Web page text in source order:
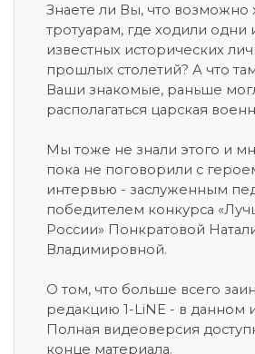
Знаете ли Вы, что возможно
тротуарам, где ходили одни
известных исторических
прошлых столетий? А что
Ваши знакомые, раньше
располагаться царская
Мы тоже не знали этого и
пока не поговорили с
интервью - заслуженным
победителем конкурса
России» Понкратовой
Владимировной.
О том, что больше всего
редакцию 1-LiNE - в данном
Полная видеоверсия
конце материала.